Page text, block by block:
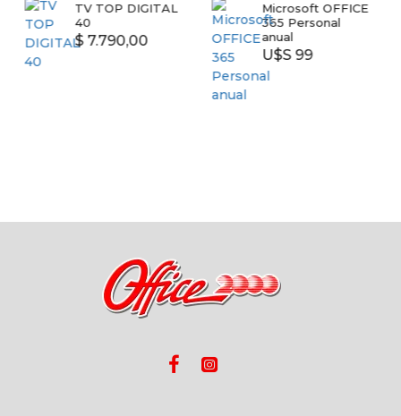
TV TOP DIGITAL
40
$ 7.790,00
Microsoft OFFICE
365 Personal
anual
U$S 99